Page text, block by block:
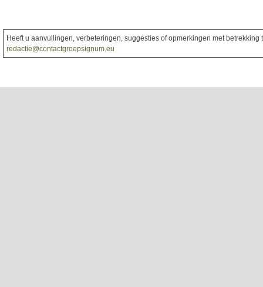
Heeft u aanvullingen, verbeteringen, suggesties of opmerkingen met
redactie@contactgroepsignum.eu